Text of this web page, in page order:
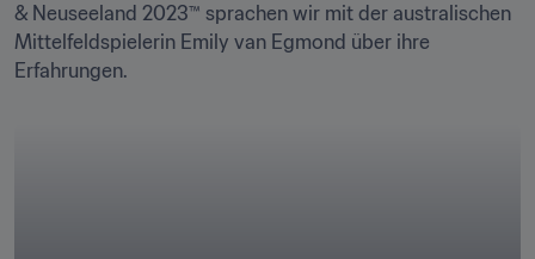
& Neuseeland 2023™ sprachen wir mit der australischen
Mittelfeldspielerin Emily van Egmond über ihre
Erfahrungen.